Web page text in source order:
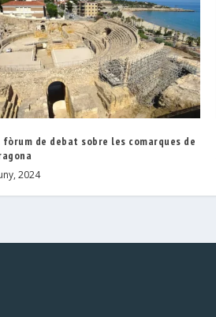
fòrum de debat sobre les comarques de
2024